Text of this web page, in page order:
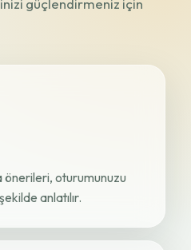
güçlendirmeniz için
önerileri, oturumunuzu
anlatılır.